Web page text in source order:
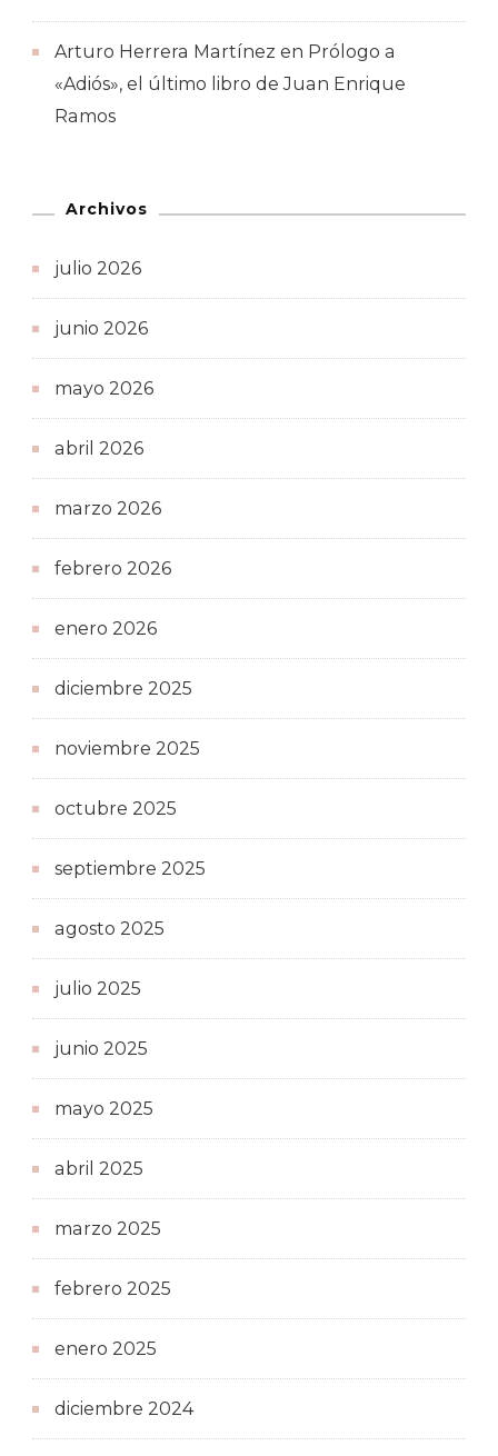
Arturo Herrera Martínez en Prólogo a
«Adiós», el último libro de Juan Enrique
Ramos
Archivos
julio 2026
junio 2026
mayo 2026
abril 2026
marzo 2026
febrero 2026
enero 2026
diciembre 2025
noviembre 2025
octubre 2025
septiembre 2025
agosto 2025
julio 2025
junio 2025
mayo 2025
abril 2025
marzo 2025
febrero 2025
enero 2025
diciembre 2024